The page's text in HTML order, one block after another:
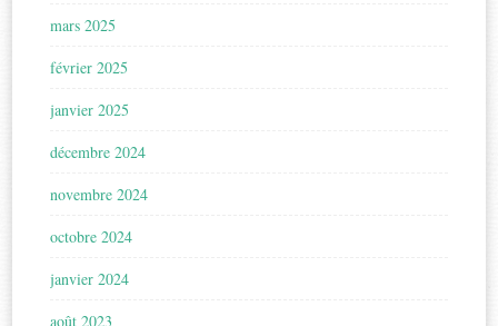
mars 2025
février 2025
janvier 2025
décembre 2024
novembre 2024
octobre 2024
janvier 2024
août 2023